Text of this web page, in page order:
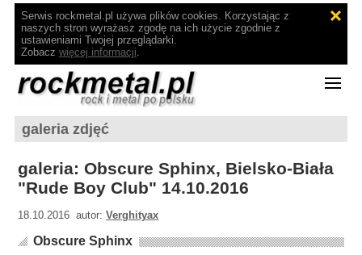
Serwis rockmetal.pl używa plików cookies. Korzystając z
naszych stron wyrażasz zgodę na ich użycie zgodnie z
ustawieniami Twojej przeglądarki.
Zobacz więcej informacji.
galeria zdjęć
galeria: Obscure Sphinx, Bielsko-Biała
"Rude Boy Club" 14.10.2016
18.10.2016 autor:Verghityax
Obscure Sphinx